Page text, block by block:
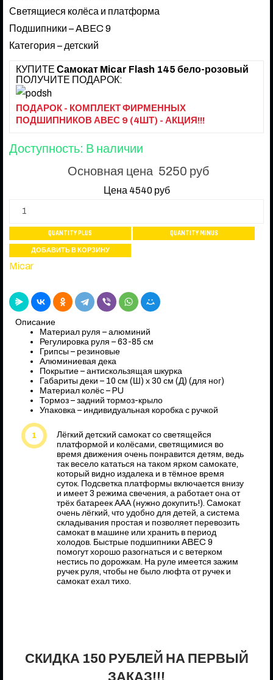
Светящиеся колёса и платформа
Подшипники – ABEC 9
Категория – детский
КУПИТЕ Самокат Micar Flash 145 бело-розовый
ПОЛУЧИТЕ ПОДАРОК:
ПОДАРОК - КОМПЛЕКТ ФИРМЕННЫХ
ПОДШИПНИКОВ АВЕС 9 (4ШТ) - АКЦИЯ!!!
Доступность: В наличии
Основная цена 5250 руб
Цена 4540 руб
Micar
Описание
Материал руля – алюминий
Регулировка руля – 63-85 см
Грипсы – резиновые
Алюминиевая дека
Покрытие – антискользящая шкурка
Габариты деки – 10 см (Ш) х 30 см (Д) (для ног)
Материал колёс – PU
Тормоз – задний тормоз-крыло
Упаковка – индивидуальная коробка с ручкой
Лёгкий детский самокат со светящейся
платформой и колёсами, светящимися во
время движения очень понравится детям, ведь
так весело кататься на таком ярком самокате,
который видно издалека и в тёмное время
суток. Подсветка платформы включается внизу
и имеет 3 режима свечения, а работает она от
трёх батареек ААА (нужно докупить!). Самокат
очень лёгкий, что удобно для детей, а система
складывания простая и позволяет перевозить
самокат в машине или хранить в период
холодов. Быстрые подшипники ABEC 9
помогут хорошо разогнаться и с ветерком
нестись по дорожкам. На руле имеется зажим
ручек руля, чтобы не было люфта от ручек и
самокат ехал тихо.
СКИДКА 150 РУБЛЕЙ НА ПЕРВЫЙ
ЗАКАЗ!!!